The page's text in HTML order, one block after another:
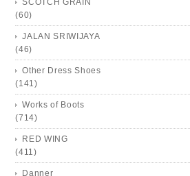
SCOTCH GRAIN
(60)
JALAN SRIWIJAYA
(46)
Other Dress Shoes
(141)
Works of Boots
(714)
RED WING
(411)
Danner